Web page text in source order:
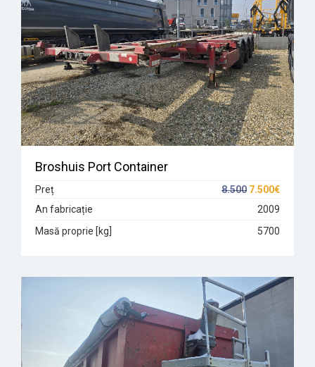
Broshuis Port Container
Preț 8.500 7.500€
An fabricație
2009
Masă proprie [kg]
5700